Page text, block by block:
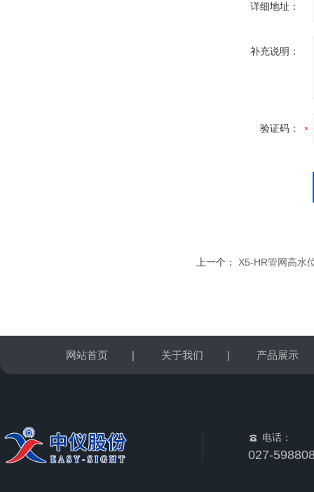
详细地址：
补充说明：
验证码：
上一个： X5-HR管网高水
网站首页 | 关于我们 | 产品展示
电话：
027-